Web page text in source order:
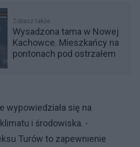
Zobacz także
Wysadzona tama w Nowej
Kachowce. Mieszkańcy na
pontonach pod ostrzałem
wypowiedziała się na
i środowiska. -
Turów to zapewnienie